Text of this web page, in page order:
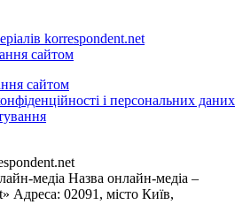
korrespondent.net
сайтом
сайтом
і персональних даних
медіа Назва онлайн-медіа –
Адреса: 02091, місто Київ,